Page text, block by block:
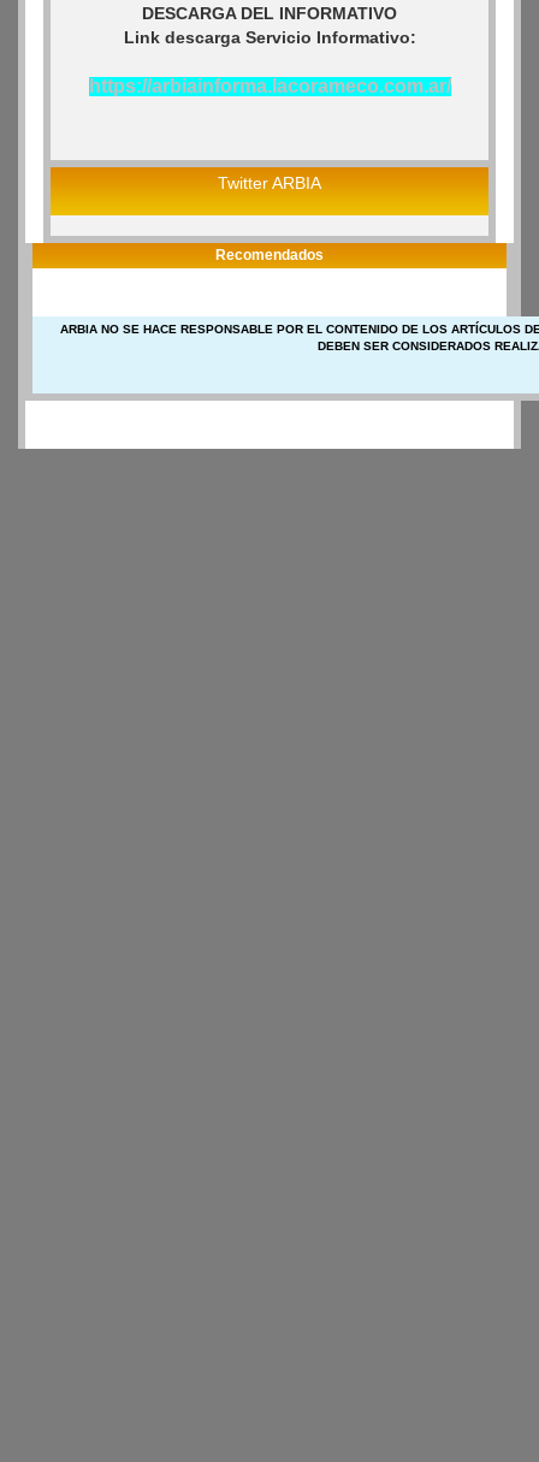
DESCARGA DEL INFORMATIVO
Link descarga Servicio Informativo:
https://arbiainforma.lacorameco.com.ar/
Twitter ARBIA
Recomendados
ARBIA NO SE HACE RESPONSABLE POR EL CONTENIDO DE LOS ARTÍCULOS
DEBEN SER CONSIDERADOS